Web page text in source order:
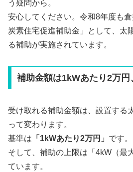
う疑問から。
安心してください。令和8年度も
炭素住宅促進補助金」として、太
る補助が実施されています。
補助金額は1kWあたり2万
受け取れる補助金額は、設置する
って変わります。
基準は 「1kWあたり2万円」 です。
そして、補助の上限は「4kW（最
ています。